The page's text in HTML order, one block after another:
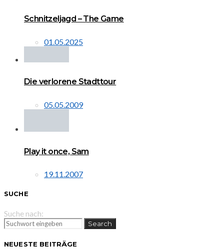
Schnitzeljagd – The Game
01.05.2025
Die verlorene Stadttour
05.05.2009
Play it once, Sam
19.11.2007
SUCHE
Suche nach:
Search
NEUESTE BEITRÄGE